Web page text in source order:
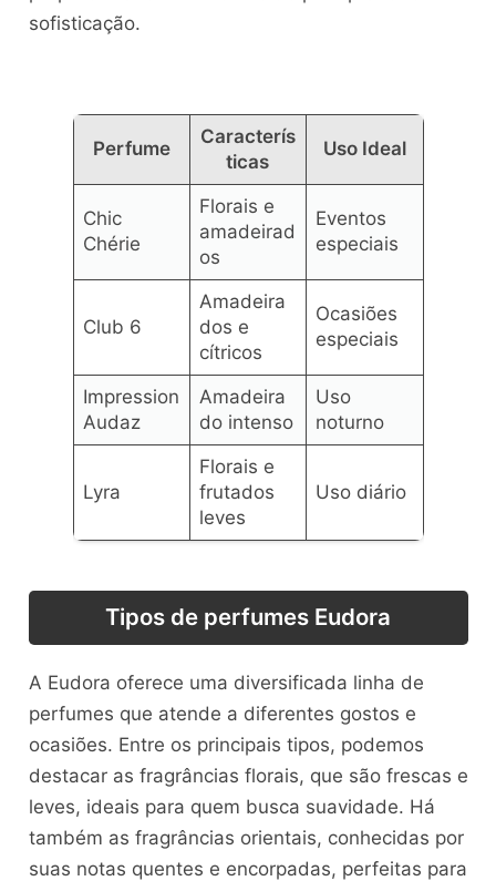
sofisticação.
Perfume
Caracterís
ticas
Uso Ideal
Chic
Chérie
Florais e
amadeirad
os
Eventos
especiais
Club 6
Amadeira
dos e
cítricos
Ocasiões
especiais
Impression
Audaz
Amadeira
do intenso
Uso
noturno
Lyra
Florais e
frutados
leves
Uso diário
Tipos de perfumes Eudora
A Eudora oferece uma diversificada linha de
perfumes que atende a diferentes gostos e
ocasiões. Entre os principais tipos, podemos
destacar as fragrâncias florais, que são frescas e
leves, ideais para quem busca suavidade. Há
também as fragrâncias orientais, conhecidas por
suas notas quentes e encorpadas, perfeitas para